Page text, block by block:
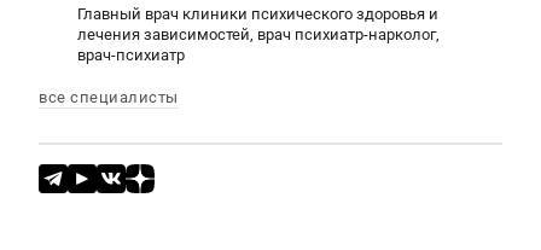
Главный врач клиники психического здоровья и
лечения зависимостей, врач психиатр-нарколог,
врач-психиатр
все специалисты